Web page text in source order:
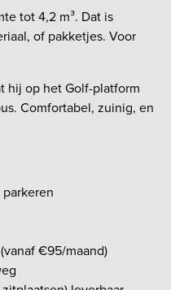
tot 4,2 m³. Dat is
of pakketjes. Voor
hij op het Golf-platform
Comfortabel, zuinig, en
€95/maand)